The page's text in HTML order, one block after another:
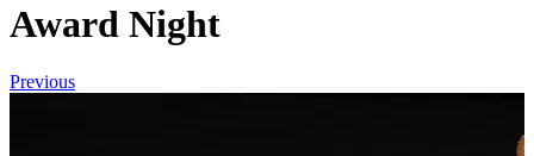
Award Night
Previous